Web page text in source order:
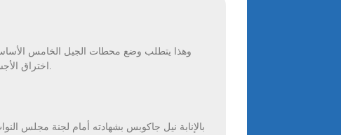
وهذا يتطلب وضع محطات الجيل الخامس
اختراق الأجسام الصلبة بسهولة، مثل السيارات والأشجار والجدران، بسبب طبيعة هذه الموجات الكهرومغناطيسية ذات التردد العالي.